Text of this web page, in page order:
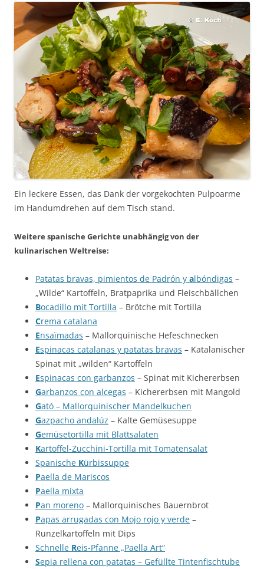
Ein leckere Essen, das Dank der vorgekochten Pulpoarme
im Handumdrehen auf dem Tisch stand.
Weitere spanische Gerichte unabhängig von der
kulinarischen Weltreise:
Patatas bravas, pimientos de Padrón y albóndigas –
„Wilde“ Kartoffeln, Bratpaprika und Fleischbällchen
Bocadillo mit Tortilla – Brötche mit Tortilla
Crema catalana
Ensaïmadas – Mallorquinische Hefeschnecken
Espinacas catalanas y patatas bravas – Katalanischer
Spinat mit „wilden“ Kartoffeln
Espinacas con garbanzos – Spinat mit Kichererbsen
Garbanzos con alcegas – Kichererbsen mit Mangold
Gató – Mallorquinischer Mandelkuchen
Gazpacho andalúz – Kalte Gemüsesuppe
Gemüsetortilla mit Blattsalaten
Kartoffel-Zucchini-Tortilla mit Tomatensalat
Spanische Kürbissuppe
Paella de Mariscos
Paella mixta
Pan moreno – Mallorquinisches Bauernbrot
Papas arrugadas con Mojo rojo y verde –
Runzelkartoffeln mit Dips
Schnelle Reis-Pfanne „Paella Art“
Sepia rellena con patatas – Gefüllte Tintenfischtube